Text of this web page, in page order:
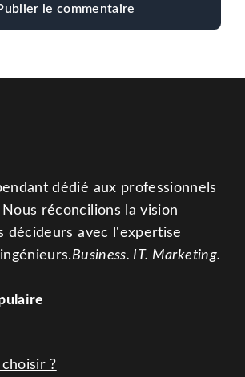
dédié aux professionnels
réconcilions la vision
décideurs avec l'expertise
Business. IT. Marketing.
?